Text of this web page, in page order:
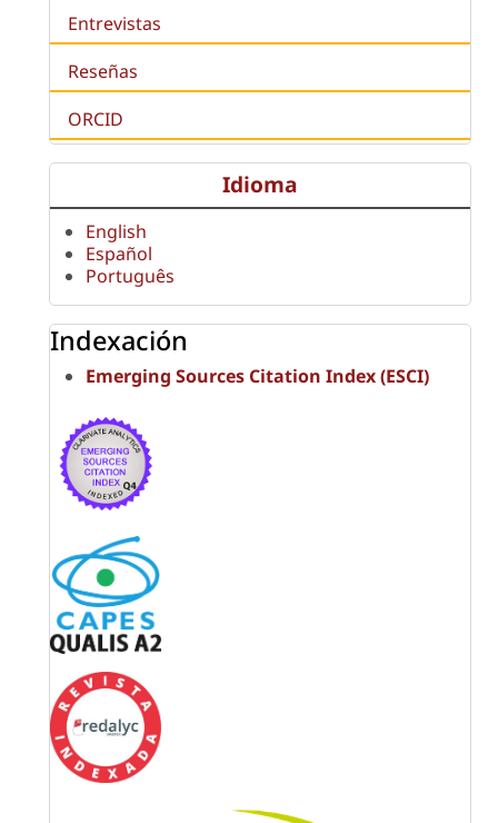
Entrevistas
Reseñas
ORCID
Idioma
English
Español
Português
Indexación
Emerging Sources Citation Index (ESCI)